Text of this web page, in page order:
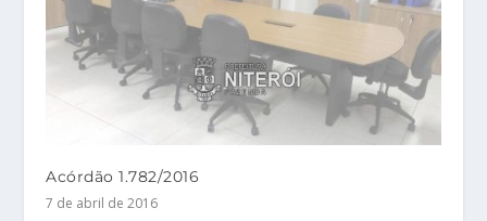
Acórdão 1.782/2016
7 de abril de 2016